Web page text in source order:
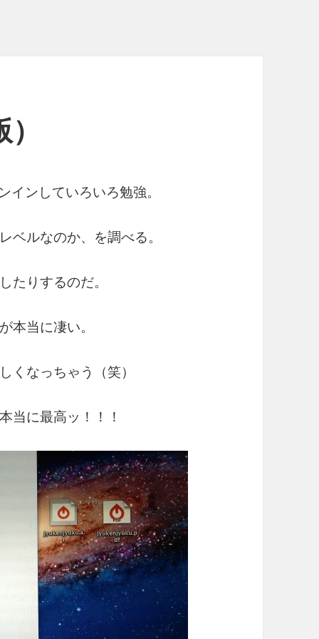
ンしていろいろ勉強。
ベルなのか、を調べる。
たりするのだ。
本当に凄い。
くなっちゃう（笑）
当に最高ッ！！！